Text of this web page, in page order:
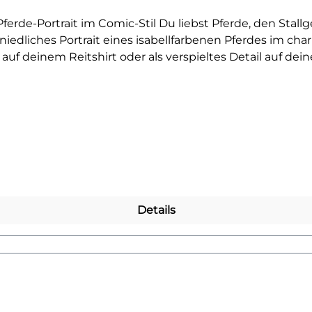
Portrait im Comic-Stil Du liebst Pferde, den
Portrait eines isabellfarbenen Pferdes im
deinem Reitshirt oder als verspieltes Detail auf
Lieblingsmotiv!
Details